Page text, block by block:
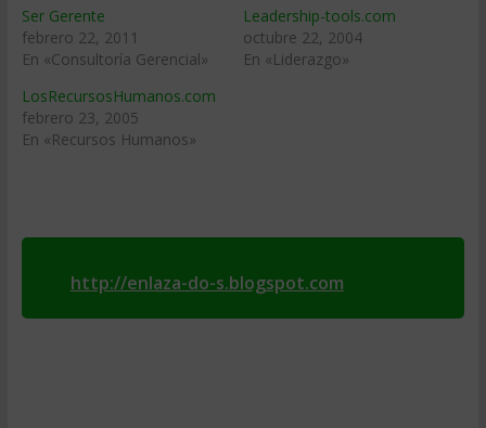
Ser Gerente
febrero 22, 2011
En «Consultoría Gerencial»
Leadership-tools.com
octubre 22, 2004
En «Liderazgo»
LosRecursosHumanos.com
febrero 23, 2005
En «Recursos Humanos»
http://enlaza-do-s.blogspot.com